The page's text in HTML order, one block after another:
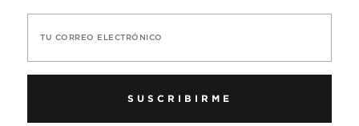
TU CORREO ELECTRÓNICO
SUSCRIBIRME